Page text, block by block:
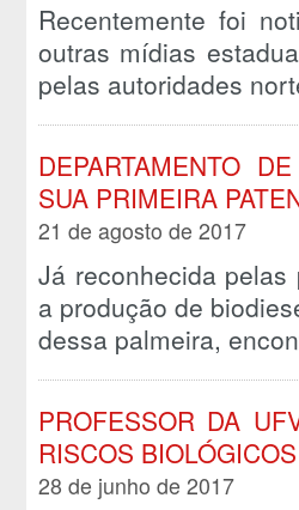
Recentemente foi
outras mídias
pelas autoridades
DEPARTAMENTO
SUA PRIMEIRA
21 de agosto de 2017
Já reconhecida
a produção de
dessa palmeira,
PROFESSOR DA
RISCOS
28 de junho de 2017